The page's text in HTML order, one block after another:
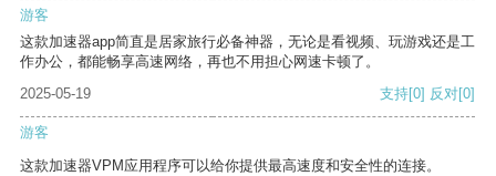
游客
这款加速器app简直是居家旅行必备神器，无论是看视频、玩游戏还是工
作办公，都能畅享高速网络，再也不用担心网速卡顿了。
2025-05-19
支持[0] 反对[0]
游客
这款加速器VPM应用程序可以给你提供最高速度和安全性的连接。